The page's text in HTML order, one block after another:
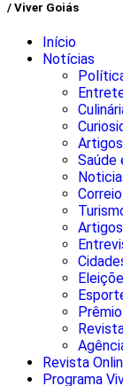
/ Viver Goiás
Início
Notícias
Artigos
Saúde
Artigos
Revista
Programa